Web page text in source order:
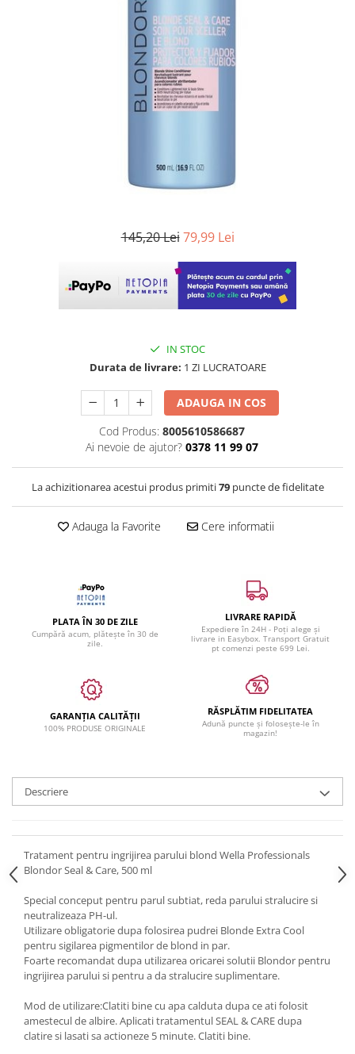
145,20 Lei 79,99 Lei
IN STOC
Durata de livrare: 1 ZI LUCRATOARE
ADAUGA IN COS
Cod Produs: 8005610586687
Ai nevoie de ajutor? 0378 11 99 07
La achizitionarea acestui produs primiti79puncte de fidelitate
Adauga la Favorite Cere informatii
PLATA ÎN 30 DE ZILE
Cumpără acum, plătește în 30 de
zile.
LIVRARE RAPIDĂ
Expediere în 24H - Poți alege și
livrare in Easybox. Transport Gratuit
pt comenzi peste 699 Lei.
GARANȚIA CALITĂȚII
100% PRODUSE ORIGINALE
RĂSPLĂTIM FIDELITATEA
Adună puncte și folosește-le în
magazin!
Descriere
Tratament pentru ingrijirea parului blond Wella Professionals
Blondor Seal & Care, 500 ml
Special conceput pentru parul subtiat, reda parului stralucire si
neutralizeaza PH-ul.
Utilizare obligatorie dupa folosirea pudrei Blonde Extra Cool
pentru sigilarea pigmentilor de blond in par.
Foarte recomandat dupa utilizarea oricarei solutii Blondor pentru
ingrijirea parului si pentru a da stralucire suplimentare.
Mod de utilizare:Clatiti bine cu apa calduta dupa ce ati folosit
amestecul de albire. Aplicati tratamentul SEAL & CARE dupa
clatire si lasati sa actioneze 5 minute. Clatiti bine.